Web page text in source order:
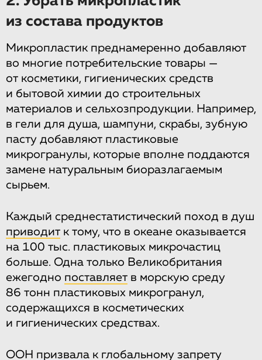
из состава продуктов
Микропластик преднамеренно добавляют
во многие потребительские товары —
от косметики, гигиенических средств
и бытовой химии до строительных
материалов и сельхозпродукции. Например,
в гели для душа, шампуни, скрабы, зубную
пасту добавляют пластиковые
микрогранулы, которые вполне поддаются
замене натуральным биоразлагаемым
сырьем.
Каждый среднестатистический поход в душ
приводит к тому, что в океане оказывается
на 100 тыс. пластиковых микрочастиц
больше. Одна только Великобритания
ежегодно поставляет в морскую среду
86 тонн пластиковых микрогранул,
содержащихся в косметических
и гигиенических средствах.
ООН призвала к глобальному запрету